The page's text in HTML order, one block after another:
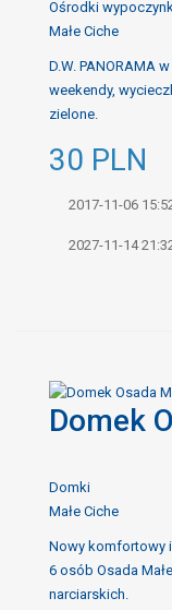
Ośrodki
Małe Ciche
D.W. PANORAMA
weekendy,
zielone.
30 PLN
2017-11-06
2027-11-14
Domek
Domki
Małe Ciche
Nowy komfortowy
6 osób Osada
narciarskich.